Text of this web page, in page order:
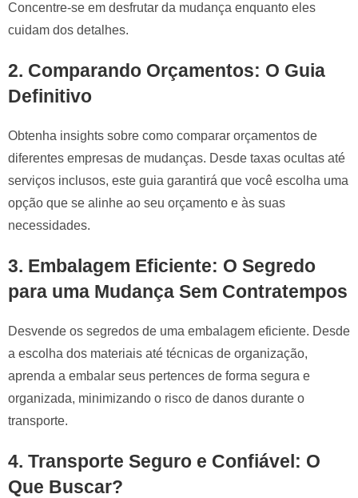
Concentre-se em desfrutar da mudança enquanto eles
cuidam dos detalhes.
2. Comparando Orçamentos: O Guia
Definitivo
Obtenha insights sobre como comparar orçamentos de
diferentes empresas de mudanças. Desde taxas ocultas até
serviços inclusos, este guia garantirá que você escolha uma
opção que se alinhe ao seu orçamento e às suas
necessidades.
3. Embalagem Eficiente: O Segredo
para uma Mudança Sem Contratempos
Desvende os segredos de uma embalagem eficiente. Desde
a escolha dos materiais até técnicas de organização,
aprenda a embalar seus pertences de forma segura e
organizada, minimizando o risco de danos durante o
transporte.
4. Transporte Seguro e Confiável: O
Que Buscar?